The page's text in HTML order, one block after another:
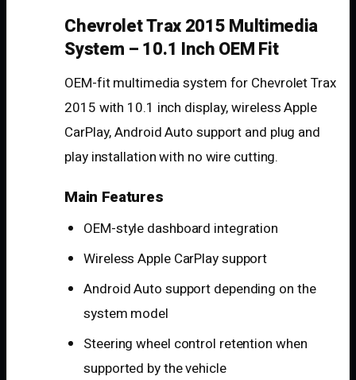
Chevrolet Trax 2015 Multimedia
System – 10.1 Inch OEM Fit
OEM-fit multimedia system for Chevrolet Trax
2015 with 10.1 inch display, wireless Apple
CarPlay, Android Auto support and plug and
play installation with no wire cutting.
Main Features
OEM-style dashboard integration
Wireless Apple CarPlay support
Android Auto support depending on the
system model
Steering wheel control retention when
supported by the vehicle